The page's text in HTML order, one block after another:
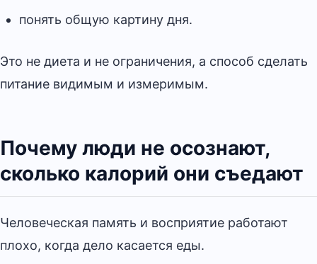
понять общую картину дня.
Это не диета и не ограничения, а способ сделать
питание видимым и измеримым.
Почему люди не осознают,
сколько калорий они съедают
Человеческая память и восприятие работают
плохо, когда дело касается еды.